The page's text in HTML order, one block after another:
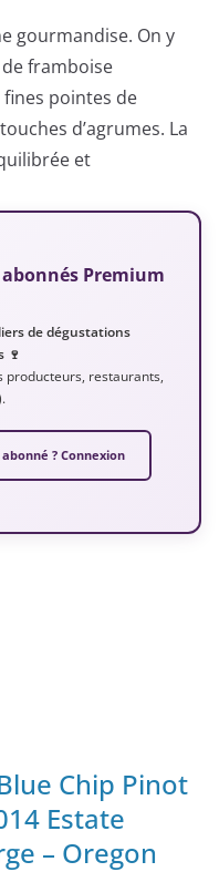
gourmandise. On y
framboise
pointes de
d’agrumes. La
et
Premium
de dégustations
🍷
producteurs, restaurants,
abonné ? Connexion
Chip Pinot
Estate
– Oregon